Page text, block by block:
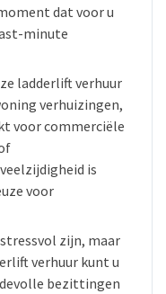
dat voor u
minute
ladderlift verhuur
verhuizingen,
voor commerciële
is
voor
zijn, maar
verhuur kunt u
bezittingen